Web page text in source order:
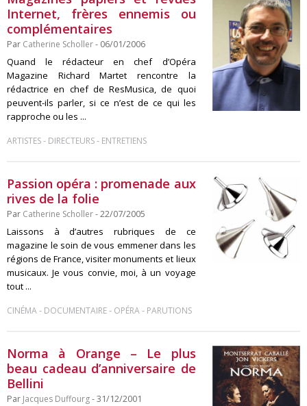
Internet, frères ennemis ou
complémentaires
Par Catherine Scholler- 06/01/2006
Quand le rédacteur en chef d’Opéra
Magazine Richard Martet rencontre la
rédactrice en chef de ResMusica, de quoi
peuvent-ils parler, si ce n’est de ce qui les
rapproche ou les ...
ARTISTES- DIRECTEURS- ENTRETIENS
Passion opéra : promenade aux
rives de la folie
Par Catherine Scholler- 22/07/2005
Laissons à d’autres rubriques de ce
magazine le soin de vous emmener dans les
régions de France, visiter monuments et lieux
musicaux. Je vous convie, moi, à un voyage
tout ...
CINÉMA- DOCUMENTAIRE- OPÉRA- PARUTIONS
Norma à Orange – Le plus
beau cadeau d’anniversaire de
Bellini
Par Jacques Duffourg- 31/12/2001